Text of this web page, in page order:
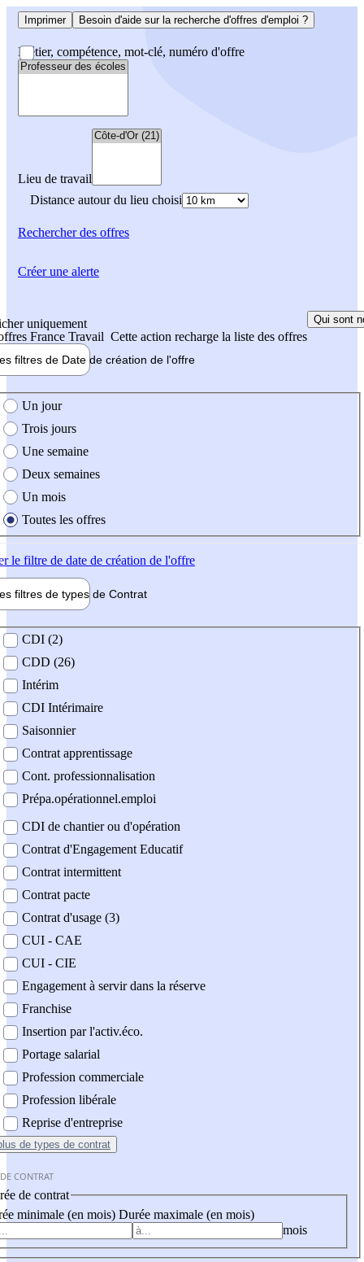
Imprimer Besoin d'aide sur la recherche d'offres d'emploi ?
Métier, compétence, mot-clé, numéro d'offre
Lieu de travail
Distance autour du lieu choisi
Rechercherdes offres
uniquement
France Travail Cette action recharge la liste des offres
Qui sont
filtres de Date de création de l'offre
création de l'offre
Un jour
Trois jours
Une semaine
Deux semaines
Un mois
Toutes les offres
le filtre de date de création de l'offre
filtres de types de Contrat
contrat
CDI (2)
CDD (26)
Intérim
CDI Intérimaire
Saisonnier
Contrat apprentissage
Cont. professionnalisation
Prépa.opérationnel.emploi
CDI de chantier ou d'opération
Contrat d'Engagement Educatif
Contrat intermittent
Contrat pacte
Contrat d'usage (3)
CUI - CAE
CUI - CIE
Engagement à servir dans la réserve
Franchise
Insertion par l'activ.éco.
Portage salarial
Profession commerciale
Profession libérale
Reprise d'entreprise
de types de contrat
CONTRAT
de contrat
minimale (en mois) Durée maximale (en mois)
mois
Créer une alerte